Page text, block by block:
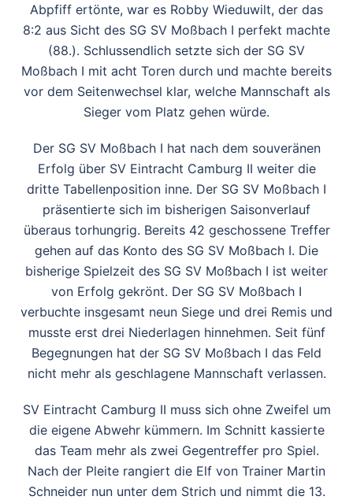
Abpfiff ertönte, war es Robby Wieduwilt, der das
8:2 aus Sicht des SG SV Moßbach I perfekt machte
(88.). Schlussendlich setzte sich der SG SV
Moßbach I mit acht Toren durch und machte bereits
vor dem Seitenwechsel klar, welche Mannschaft als
Sieger vom Platz gehen würde.
Der SG SV Moßbach I hat nach dem souveränen
Erfolg über SV Eintracht Camburg II weiter die
dritte Tabellenposition inne. Der SG SV Moßbach I
präsentierte sich im bisherigen Saisonverlauf
überaus torhungrig. Bereits 42 geschossene Treffer
gehen auf das Konto des SG SV Moßbach I. Die
bisherige Spielzeit des SG SV Moßbach I ist weiter
von Erfolg gekrönt. Der SG SV Moßbach I
verbuchte insgesamt neun Siege und drei Remis und
musste erst drei Niederlagen hinnehmen. Seit fünf
Begegnungen hat der SG SV Moßbach I das Feld
nicht mehr als geschlagene Mannschaft verlassen.
SV Eintracht Camburg II muss sich ohne Zweifel um
die eigene Abwehr kümmern. Im Schnitt kassierte
das Team mehr als zwei Gegentreffer pro Spiel.
Nach der Pleite rangiert die Elf von Trainer Martin
Schneider nun unter dem Strich und nimmt die 13.